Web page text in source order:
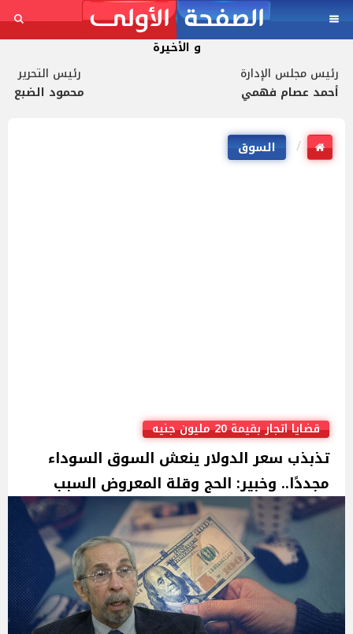
و الأخيرة
رئيس مجلس الإدارة
أحمد عصام فهمي
رئيس التحرير
محمود الضبع
السوق
قضايا اتجار بقيمة 20 مليون جنيه
تذبذب سعر الدولار ينعش السوق السوداء
مجددًا.. وخبير: الحج وقلة المعروض السبب